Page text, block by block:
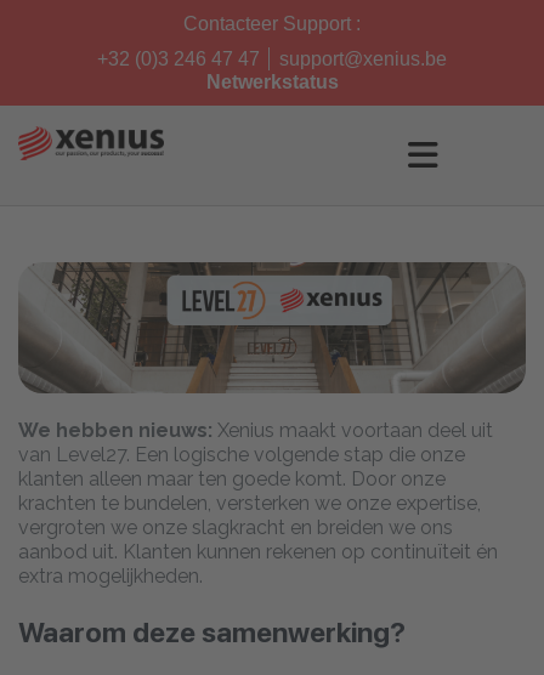
Contacteer Support :
+32 (0)3 246 47 47
support@xenius.be
Netwerkstatus
We hebben nieuws: Xenius maakt voortaan deel uit
van Level27. Een logische volgende stap die onze
klanten alleen maar ten goede komt. Door onze
krachten te bundelen, versterken we onze expertise,
vergroten we onze slagkracht en breiden we ons
aanbod uit. Klanten kunnen rekenen op continuïteit én
extra mogelijkheden.
Waarom deze samenwerking?